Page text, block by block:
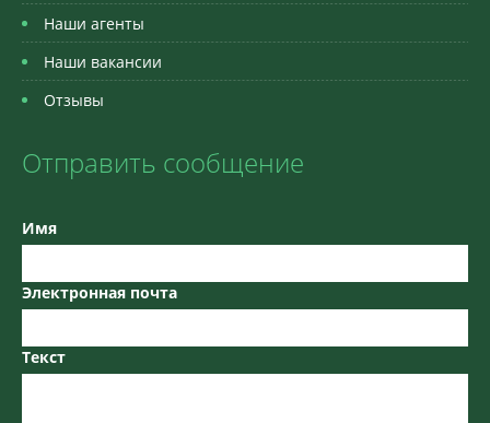
Наши агенты
Наши вакансии
Отзывы
Отправить сообщение
Имя
Электронная почта
Текст